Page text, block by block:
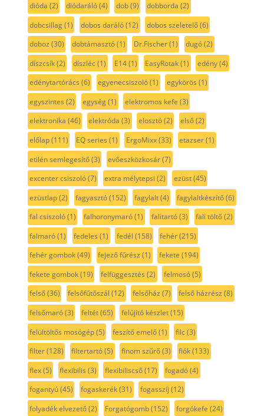
dióda (2) diódaráló(4) dob(9) dobborda (2)
dobcsillag(1) dobos daráló(12) dobos szeletelő(6)
doboz (30) dobtámasztó(1) Dr.Fischer(1) dugó(2)
díszcsík(2) díszléc(1) E14(1) EasyRotak(1) edény(4)
edénytartórács (6) egyenecsiszoló(1) egykörös (1)
egyszintes (2) egység(1) elektromos kefe (3)
elektronika (46) elektróda (3) elosztó(2) első(2)
előlap(111) EQ series (1) ErgoMixx(33) etazser(1)
etilén semlegesítő(3) evőeszközkosár(7)
excenter csiszoló(7) extra mélytepsi (2) ezüst(45)
ezüstlap(2) fagyasztó(152) fagylalt(4) fagylaltkészítő(6)
fal csiszoló(1) falhoronymaró(1) falitartó(3) fali töltő(2)
falmaró(1) fedeles (1) fedél (158) fehér(215)
fehér gombok(49) fejező fűrész (1) fekete (194)
fekete gombok(19) felfüggesztés (2) felmosó(5)
felső(36) felsőfűtőszál (12) felsőház (7) felső házrész (8)
felsőmaró(3) feltét(65) felújító készlet(15)
felültöltős mosógép(5) feszítő emelő(1) filc(3)
filter(128) filtertartó(5) finom szűrő(3) fiók(133)
flex(5) flexibilis (3) flexibiliscső(17) fogadó(4)
fogantyú(45) fogaskerék(31) fogasszíj (12)
folyadék elvezető(2) Forgatógomb(152) forgókefe (24)